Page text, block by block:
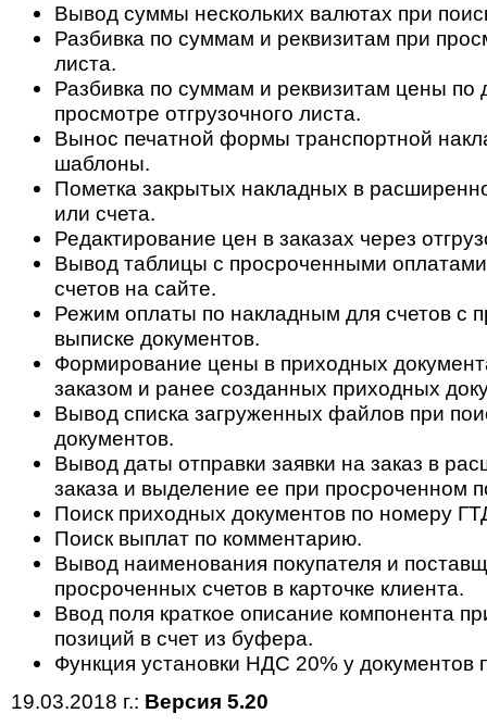
Вывод суммы нескольких валютах при
Разбивка по суммам и реквизитам при
листа.
Разбивка по суммам и реквизитам цены по
просмотре отгрузочного листа.
Вынос печатной формы транспортной
шаблоны.
Пометка закрытых накладных в
или счета.
Редактирование цен в заказах через
Вывод таблицы с просроченными
счетов на сайте.
Режим оплаты по накладным для счетов с
выписке документов.
Формирование цены в приходных
заказом и ранее созданных приходных
Вывод списка загруженных файлов при
документов.
Вывод даты отправки заявки на заказ в
заказа и выделение ее при просроченном
Поиск приходных документов по номеру
Поиск выплат по комментарию.
Вывод наименования покупателя и
просроченных счетов в карточке клиента.
Ввод поля краткое описание компонента
позиций в счет из буфера.
Функция установки НДС 20% у документов
19.03.2018 г.: Версия 5.20